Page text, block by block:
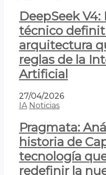
DeepSeek V4:
técnico
arquitectura
reglas de la
Artificial
27/04/2026
IA Noticias
Pragmata:
historia de
tecnología
redefinir la